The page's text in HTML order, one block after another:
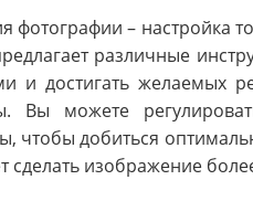
фотографии – настройка
различные
и достигать желаемых
Вы можете
чтобы добиться
сделать изображение